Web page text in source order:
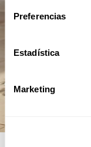
Preferencias
Estadística
Marketing